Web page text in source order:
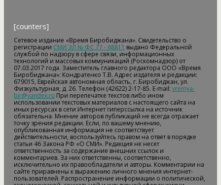
[counters]
Сетевое издание «Время Биробиджана». Свидетельство о
регистрации СМИ ЭЛ № ФС 77 - 68811 выдано Федеральной
службой по надзору в сфере связи, информационных
технологий и массовых коммуникаций (Роскомнадзор) от
07.03.2017 года. Заместитель главного редактора ООО «Время
Биробиджана»: Кондратенко Т.В. Адрес издателя и редакции:
679015, Еврейская автономная область, г. Биробиджан, ул.
Физкультурная, д. 26. Телефон (42622) 2-17-85. E-mail: vremya-
bir@yandex.ru При перепечатке текстов либо ином
использовании текстовых материалов с настоящего сайта на
иных ресурсах в сети Интернет гиперссылка на источник
обязательна. Мнение авторов публикаций не всегда отражает
точку зрения редакции. Если, по вашему мнению,
опубликованная информация не соответствует
действительности, воспользуйтесь правом на ответ в порядке
статьи 46 Закона РФ «О СМИ». Редакция не несет
ответственность за содержание внешних ссылок и
комментариев. За них ответственны, соответственно,
исключительно их правообладатели и авторы. Комментарии на
сайте приравнены к выражению личного мнения интернет-
пользователей. Распространение информации о политической,